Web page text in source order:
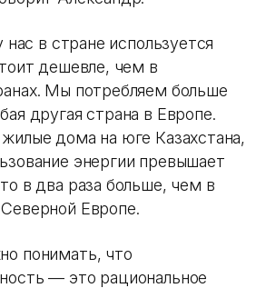
нас в стране используется
дешевле, чем в
Мы потребляем больше
другая страна в Европе.
дома на юге Казахстана,
энергии превышает
в два раза больше, чем в
Европе.
понимать, что
— это рациональное